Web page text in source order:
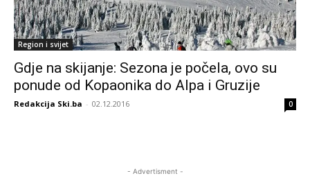
Region i svijet
Gdje na skijanje: Sezona je počela, ovo su
ponude od Kopaonika do Alpa i Gruzije
Redakcija Ski.ba - 02.12.2016 0
- Advertisment -